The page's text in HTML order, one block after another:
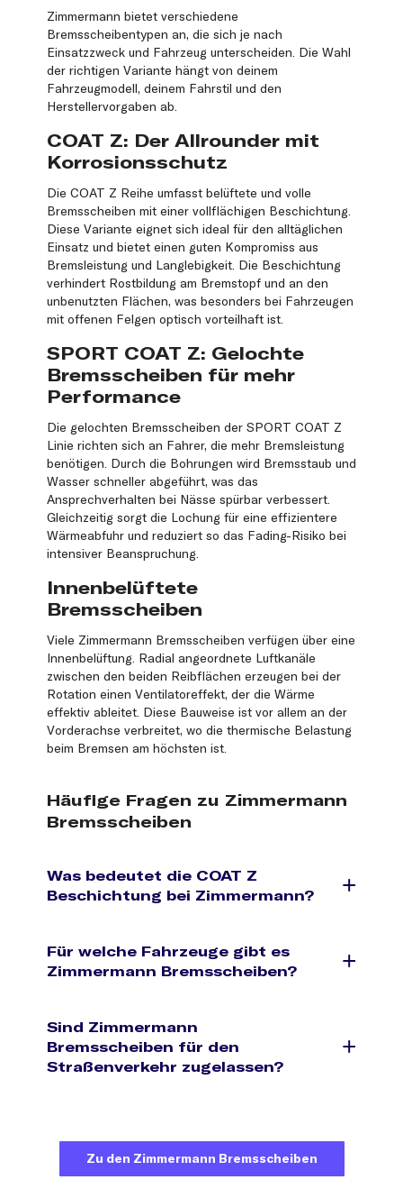
Zimmermann bietet verschiedene
Bremsscheibentypen an, die sich je nach
Einsatzzweck und Fahrzeug unterscheiden. Die Wahl
der richtigen Variante hängt von deinem
Fahrzeugmodell, deinem Fahrstil und den
Herstellervorgaben ab.
COAT Z: Der Allrounder mit
Korrosionsschutz
Die COAT Z Reihe umfasst belüftete und volle
Bremsscheiben mit einer vollflächigen Beschichtung.
Diese Variante eignet sich ideal für den alltäglichen
Einsatz und bietet einen guten Kompromiss aus
Bremsleistung und Langlebigkeit. Die Beschichtung
verhindert Rostbildung am Bremstopf und an den
unbenutzten Flächen, was besonders bei Fahrzeugen
mit offenen Felgen optisch vorteilhaft ist.
SPORT COAT Z: Gelochte
Bremsscheiben für mehr
Performance
Die gelochten Bremsscheiben der SPORT COAT Z
Linie richten sich an Fahrer, die mehr Bremsleistung
benötigen. Durch die Bohrungen wird Bremsstaub und
Wasser schneller abgeführt, was das
Ansprechverhalten bei Nässe spürbar verbessert.
Gleichzeitig sorgt die Lochung für eine effizientere
Wärmeabfuhr und reduziert so das Fading-Risiko bei
intensiver Beanspruchung.
Innenbelüftete
Bremsscheiben
Viele Zimmermann Bremsscheiben verfügen über eine
Innenbelüftung. Radial angeordnete Luftkanäle
zwischen den beiden Reibflächen erzeugen bei der
Rotation einen Ventilatoreffekt, der die Wärme
effektiv ableitet. Diese Bauweise ist vor allem an der
Vorderachse verbreitet, wo die thermische Belastung
beim Bremsen am höchsten ist.
Häufige Fragen zu Zimmermann
Bremsscheiben
Was bedeutet die COAT Z
Beschichtung bei Zimmermann?
Für welche Fahrzeuge gibt es
Zimmermann Bremsscheiben?
Sind Zimmermann
Bremsscheiben für den
Straßenverkehr zugelassen?
Zu den Zimmermann Bremsscheiben